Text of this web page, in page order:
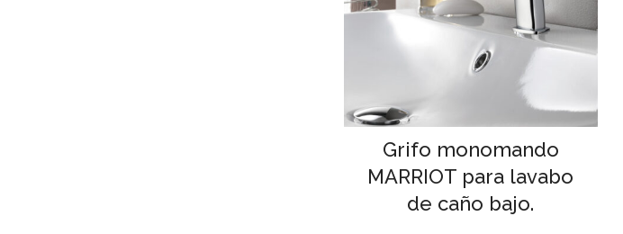
Grifo monomando
MARRIOT para lavabo
de caño bajo.